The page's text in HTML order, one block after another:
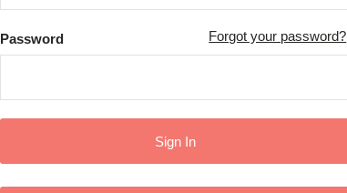
Password Forgot your password?